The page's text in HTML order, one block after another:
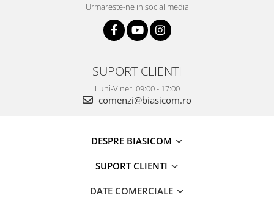
Urmareste-ne in social media
SUPORT CLIENTI
Luni-Vineri 09:00 - 17:00
comenzi@biasicom.ro
DESPRE BIASICOM
SUPORT CLIENTI
DATE COMERCIALE